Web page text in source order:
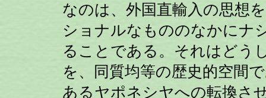
なのは、外国直輸入の思想
ショナルなもののなかにナ
ることである。それはどう
を、同質均等の歴史的空間
あるヤポネシヤへの転換さ